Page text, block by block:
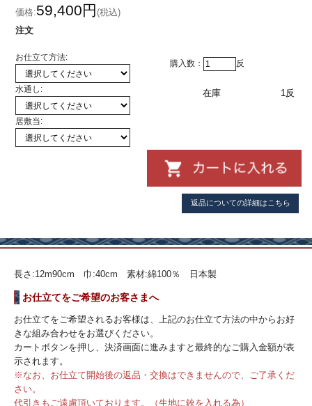
価格:59,400円(税込)
注文
お仕立て方法:
水通し:
居敷当:
購入数： 反
在庫 1反
返品についての詳細はこちら
長さ:12m90cm 巾:40cm 素材:綿100％ 日本製
お仕立てをご希望のお客さまへ
お仕立てをご希望されるお客様は、上記のお仕立て方法の中からお好
きな組み合わせをお選びください。
カートボタンを押し、決済画面に進みますと最終的なご購入金額が表
示されます。
※なお、お仕立て開始後の返品・交換はできませんので、ご了承くだ
さい。
代引きもご遠慮頂いております。（生地に鋏を入れる為）